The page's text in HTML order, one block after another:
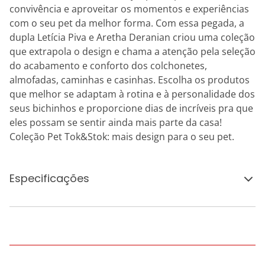
convivência e aproveitar os momentos e experiências
com o seu pet da melhor forma. Com essa pegada, a
dupla Letícia Piva e Aretha Deranian criou uma coleção
que extrapola o design e chama a atenção pela seleção
do acabamento e conforto dos colchonetes,
almofadas, caminhas e casinhas. Escolha os produtos
que melhor se adaptam à rotina e à personalidade dos
seus bichinhos e proporcione dias de incríveis pra que
eles possam se sentir ainda mais parte da casa!
Coleção Pet Tok&Stok: mais design para o seu pet.
Especificações